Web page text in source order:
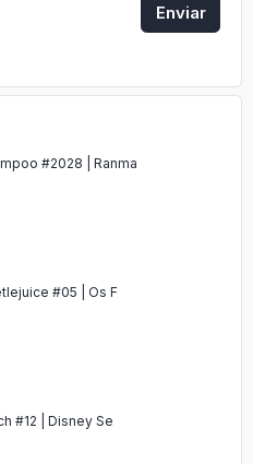
Enviar
#2028 | Ranma
#05 | Os F
#12 | Disney Se